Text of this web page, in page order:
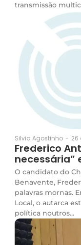
transmissão
Silvia Agostinho - 26
Frederico
necessária”
O candidato do
Benavente,
palavras mornas.
Local, o autarca
política noutros...